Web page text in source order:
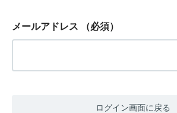
メールアドレス （必須）
ログイン画面に戻る